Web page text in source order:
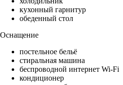
кухонный гарнитур
обеденный стол
Оснащение
постельное бельё
стиральная машина
беспроводной интернет Wi-Fi
кондиционер